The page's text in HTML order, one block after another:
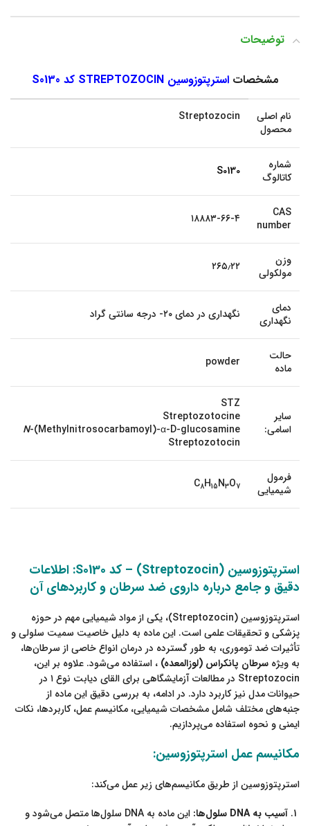
توضیحات
مشخصات استرپتوزوسین STREPTOZOCIN کد S0130
نام اصلی
محصول
Streptozocin
شماره
کاتالوگ
S0130
CAS
number
۱۸۸۸۳-۶۶-۴
وزن
مولکولی
۲۶۵٫۲۲
دمای
نگهداری
نگهداری در دمای ۲۰- درجه سانتی گراد
حالت
ماده
powder
سایر
اسامی:
STZ
Streptozotocine
N-(Methylnitrosocarbamoyl)-α-D-glucosamine
Streptozotocin
فرمول
شیمیایی
C8H15N3O7
استرپتوزوسین (Streptozocin) – کد S0130: اطلاعات
دقیق و جامع درباره داروی ضد سرطان و کاربردهای آن
استرپتوزوسین (Streptozocin)، یکی از مواد شیمیایی مهم در حوزه
پزشکی و تحقیقات علمی است. این ماده به دلیل خاصیت سمیت سلولی و
تأثیرات ضد توموری، به طور گسترده در درمان انواع خاصی از سرطان‌ها،
به ویژه سرطان پانکراس (لوزالمعده) ، استفاده می‌شود. علاوه بر این،
Streptozocin در مطالعات آزمایشگاهی برای القای دیابت نوع ۱ در
حیوانات مدل نیز کاربرد دارد. در ادامه، به بررسی دقیق این ماده از
جنبه‌های مختلف شامل مشخصات شیمیایی، مکانیسم عمل، کاربردها، نکات
ایمنی و نحوه استفاده می‌پردازیم.
مکانیسم عمل استرپتوزوسین:
استرپتوزوسین از طریق مکانیسم‌های زیر عمل می‌کند:
آسیب به DNA سلول‌ها:
این ماده به DNA سلول‌ها متصل می‌شود و